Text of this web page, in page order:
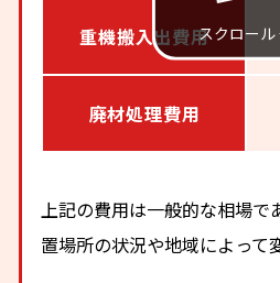
重機搬入出費用
廃材処理費用
上記の費用は一般的な相場
置場所の状況や地域によって